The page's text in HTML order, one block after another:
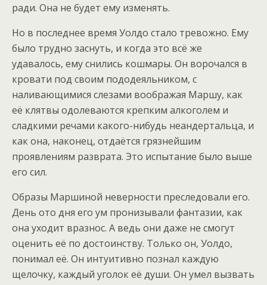
ради. Она не будет ему изменять.
Но в последнее время Уолдо стало тревожно. Ему
было трудно заснуть, и когда это всё же
удавалось, ему снились кошмары. Он ворочался в
кровати под своим пододеяльником, с
наливающимися слезами воображая Маршу, как
её клятвы одолеваются крепким алкоголем и
сладкими речами какого-нибудь неандертальца, и
как она, наконец, отдаётся грязнейшим
проявлениям разврата. Это испытание было выше
его сил.
Образы Маршиной неверности преследовали его.
День ото дня его ум пронизывали фантазии, как
она уходит вразнос. А ведь они даже не смогут
оценить её по достоинству. Только он, Уолдо,
понимал её. Он интуитивно познал каждую
щелочку, каждый уголок её души. Он умел вызвать